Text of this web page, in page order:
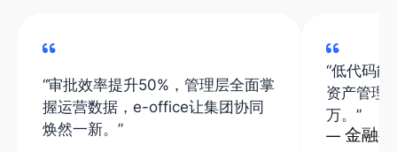
“审批效率提升50%，管理层全面掌
握运营数据，e-office让集团协同
焕然一新。”
“低代码
资产管理
万。”
— 金融